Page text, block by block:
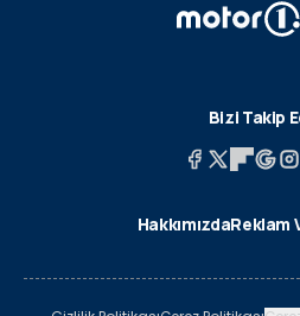
Bizi Takip
HakkımızdaReklam